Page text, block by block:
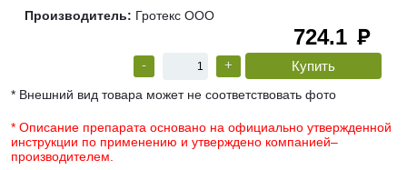
Производитель: Гротекс ООО
724.1 руб
- +
* Внешний вид товара может не соответствовать фото
* Описание препарата основано на официально утвержденной
инструкции по применению и утверждено компанией–
производителем.